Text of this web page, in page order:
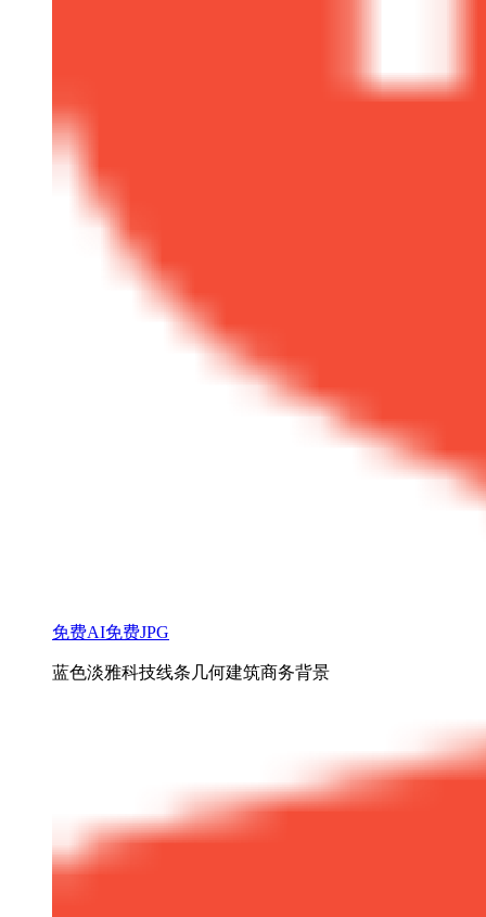
免费AI免费JPG
蓝色淡雅科技线条几何建筑商务背景